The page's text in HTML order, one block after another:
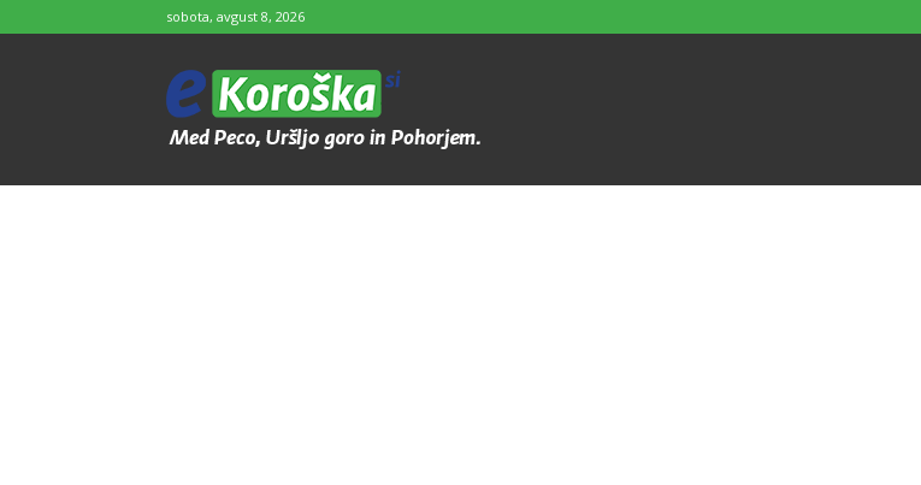
sobota, avgust 8, 2026
e-
Koroška